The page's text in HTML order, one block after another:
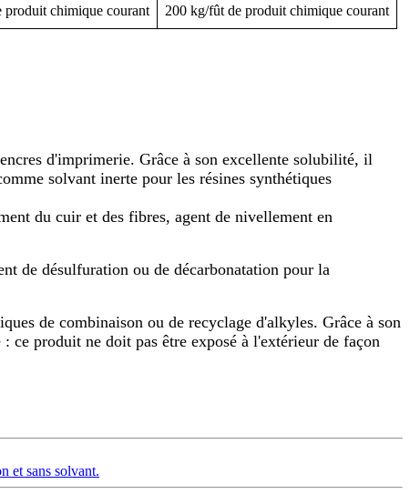
produit chimique courant 200 kg/fût de produit chimique courant
d'imprimerie. Grâce à son excellente solubilité, il
solvant inerte pour les résines synthétiques
du cuir et des fibres, agent de nivellement en
de désulfuration ou de décarbonatation pour la
de combinaison ou de recyclage d'alkyles. Grâce à son
ce produit ne doit pas être exposé à l'extérieur de façon
et sans solvant.